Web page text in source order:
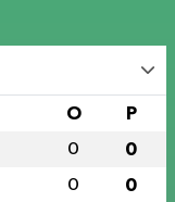
O P
0 0
0 0